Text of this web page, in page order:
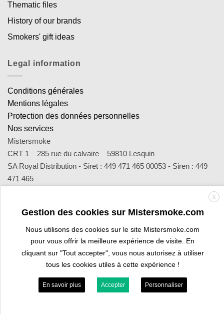
Thematic files
History of our brands
Smokers' gift ideas
Legal information
Conditions générales
Mentions légales
Protection des données personnelles
Nos services
Mistersmoke
CRT 1 – 285 rue du calvaire – 59810 Lesquin
SA Royal Distribution - Siret : 449 471 465 00053 - Siren : 449
471 465
sav@mistersmoke.com ou par téléphone au 03 20 90 56 55 du
lundi au vendredi de 9h à 17h.
Credit
Card
MasterCard
Apple
Pay
Bank
Transfer
Visa
Visa
Electron
X
Gestion des cookies sur Mistersmoke.com
Nous utilisons des cookies sur le site Mistersmoke.com
pour vous offrir la meilleure expérience de visite. En
cliquant sur "Tout accepter", vous nous autorisez à utiliser
tous les cookies utiles à cette expérience !
En savoir plus Accepter Personnaliser